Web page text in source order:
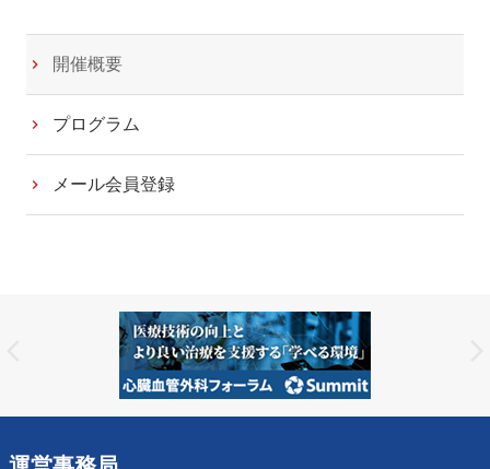
開催概要
プログラム
メール会員登録